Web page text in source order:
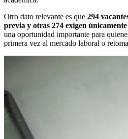
Otro dato relevante es que 294
previa y otras 274 exigen únicamente
una oportunidad importante para
primera vez al mercado laboral o